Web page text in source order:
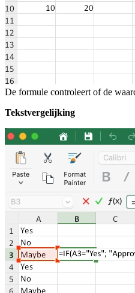
De formule controleert of de
Tekstvergelijking